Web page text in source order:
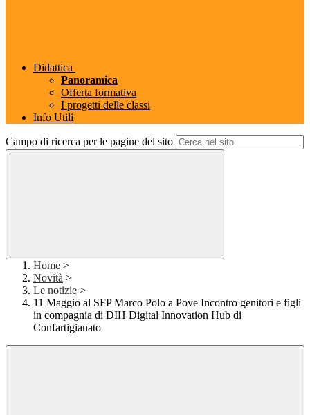
Didattica
Panoramica
Offerta formativa
I progetti delle classi
Info Utili
Campo di ricerca per le pagine del sito
Home >
Novità >
Le notizie >
11 Maggio al SFP Marco Polo a Pove Incontro genitori e figli
in compagnia di DIH Digital Innovation Hub di
Confartigianato